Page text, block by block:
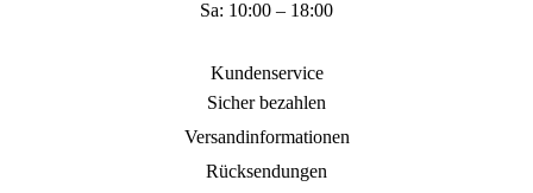
Sa: 10:00 – 18:00
Kundenservice
Sicher bezahlen
Versandinformationen
Rücksendungen